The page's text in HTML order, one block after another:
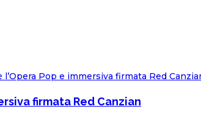
firmata Red Canzian